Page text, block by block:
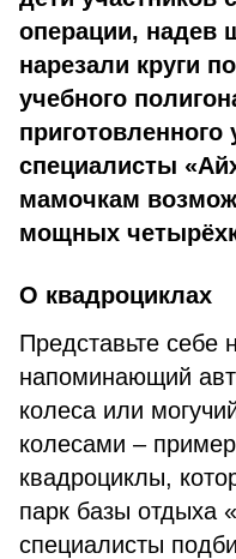
операции, надев
нарезали круги
учебного
специалисты
мамочкам
мощных
О квадроциклах
Представьте себе
напоминающий
колеса или
колесами –
квадроциклы,
парк базы отдыха
специалисты